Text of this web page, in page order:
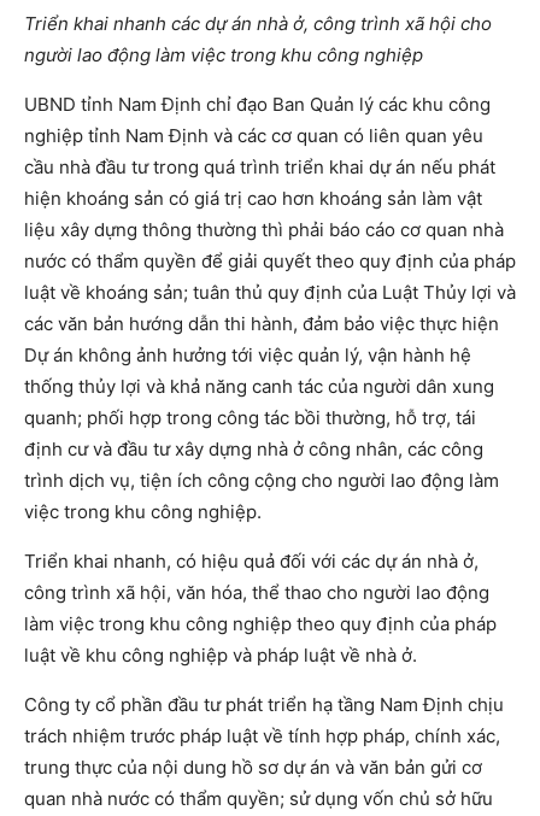
Triển khai nhanh các dự án nhà ở, công trình xã hội cho
người lao động làm việc trong khu công nghiệp
UBND tỉnh Nam Định chỉ đạo Ban Quản lý các khu công
nghiệp tỉnh Nam Định và các cơ quan có liên quan yêu
cầu nhà đầu tư trong quá trình triển khai dự án nếu phát
hiện khoáng sản có giá trị cao hơn khoáng sản làm vật
liệu xây dựng thông thường thì phải báo cáo cơ quan nhà
nước có thẩm quyền để giải quyết theo quy định của pháp
luật về khoáng sản; tuân thủ quy định của Luật Thủy lợi và
các văn bản hướng dẫn thi hành, đảm bảo việc thực hiện
Dự án không ảnh hưởng tới việc quản lý, vận hành hệ
thống thủy lợi và khả năng canh tác của người dân xung
quanh; phối hợp trong công tác bồi thường, hỗ trợ, tái
định cư và đầu tư xây dựng nhà ở công nhân, các công
trình dịch vụ, tiện ích công cộng cho người lao động làm
việc trong khu công nghiệp.
Triển khai nhanh, có hiệu quả đối với các dự án nhà ở,
công trình xã hội, văn hóa, thể thao cho người lao động
làm việc trong khu công nghiệp theo quy định của pháp
luật về khu công nghiệp và pháp luật về nhà ở.
Công ty cổ phần đầu tư phát triển hạ tầng Nam Định chịu
trách nhiệm trước pháp luật về tính hợp pháp, chính xác,
trung thực của nội dung hồ sơ dự án và văn bản gửi cơ
quan nhà nước có thẩm quyền; sử dụng vốn chủ sở hữu